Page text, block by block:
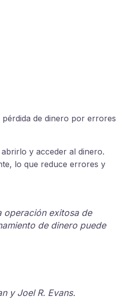
de dinero por errores
y acceder al dinero.
lo que reduce errores y
operación exitosa de
de dinero puede
y Joel R. Evans.